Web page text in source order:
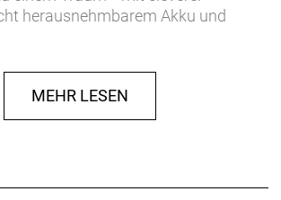
herausnehmbarem Akku und
versorgt das E-Bike
MEHR LESEN